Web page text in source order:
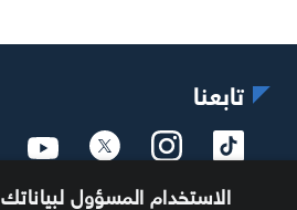
تابعنا
الاستخدام المسؤول لبياناتك